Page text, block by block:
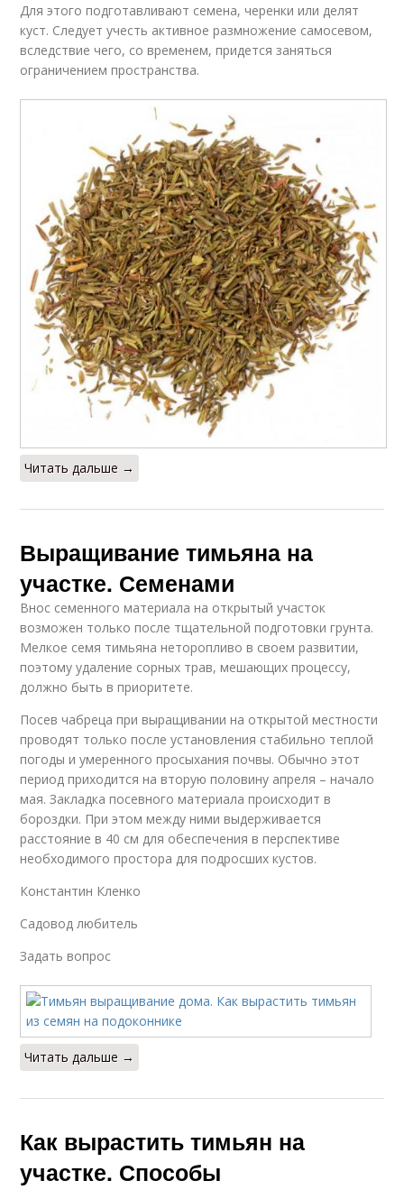
Для этого подготавливают семена, черенки или делят
куст. Следует учесть активное размножение самосевом,
вследствие чего, со временем, придется заняться
ограничением пространства.
Читать дальше →
Выращивание тимьяна на
участке. Семенами
Внос семенного материала на открытый участок
возможен только после тщательной подготовки грунта.
Мелкое семя тимьяна неторопливо в своем развитии,
поэтому удаление сорных трав, мешающих процессу,
должно быть в приоритете.
Посев чабреца при выращивании на открытой местности
проводят только после установления стабильно теплой
погоды и умеренного просыхания почвы. Обычно этот
период приходится на вторую половину апреля – начало
мая. Закладка посевного материала происходит в
бороздки. При этом между ними выдерживается
расстояние в 40 см для обеспечения в перспективе
необходимого простора для подросших кустов.
Константин Кленко
Садовод любитель
Задать вопрос
Читать дальше →
Как вырастить тимьян на
участке. Способы